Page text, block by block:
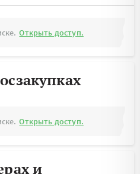
Открыть доступ.
Открыть доступ.
и